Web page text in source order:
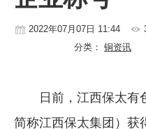
有色市场
2022年07月07日 11:44
分类： 铜资讯
日前，江西保太有
简称江西保太集团）获